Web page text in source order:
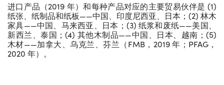
进口产品（2019 年）和每种产品对应的主要贸易伙伴是 (1)
纸张、纸制品和纸板——中国、印度尼西亚、日本；(2) 林木
家具——中国、马来西亚、日本；(3) 纸浆和废纸——美国、
新西兰、泰国；(4) 其他木制品——中国、日本、越南；(5)
木材——加拿大、乌克兰、芬兰（FMB，2019 年；PFAG，
2020 年）。